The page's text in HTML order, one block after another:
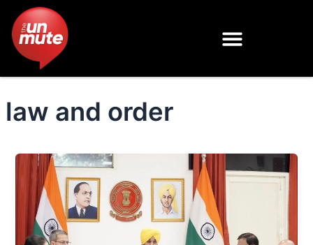
content
law and order